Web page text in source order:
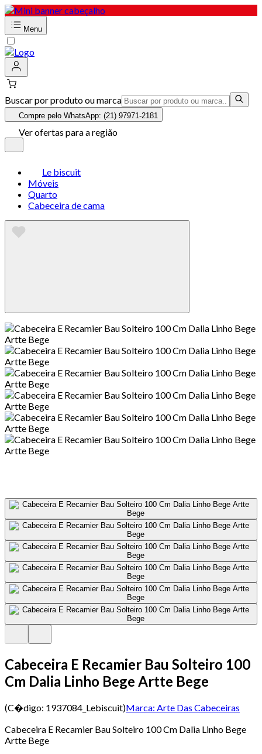
Menu
Buscar por produto ou marca
Compre pelo WhatsApp: (21) 97971-2181
Ver ofertas para a região
Le biscuit
Móveis
Quarto
Cabeceira de cama
Cabeceira E Recamier Bau Solteiro 100
Cm Dalia Linho Bege Artte Bege
(C�digo: 1937084_Lebiscuit)Marca: Arte Das Cabeceiras
Cabeceira E Recamier Bau Solteiro 100 Cm Dalia Linho Bege
Artte Bege